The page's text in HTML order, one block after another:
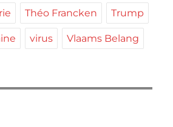
Théo Francken Trump
virus Vlaams Belang